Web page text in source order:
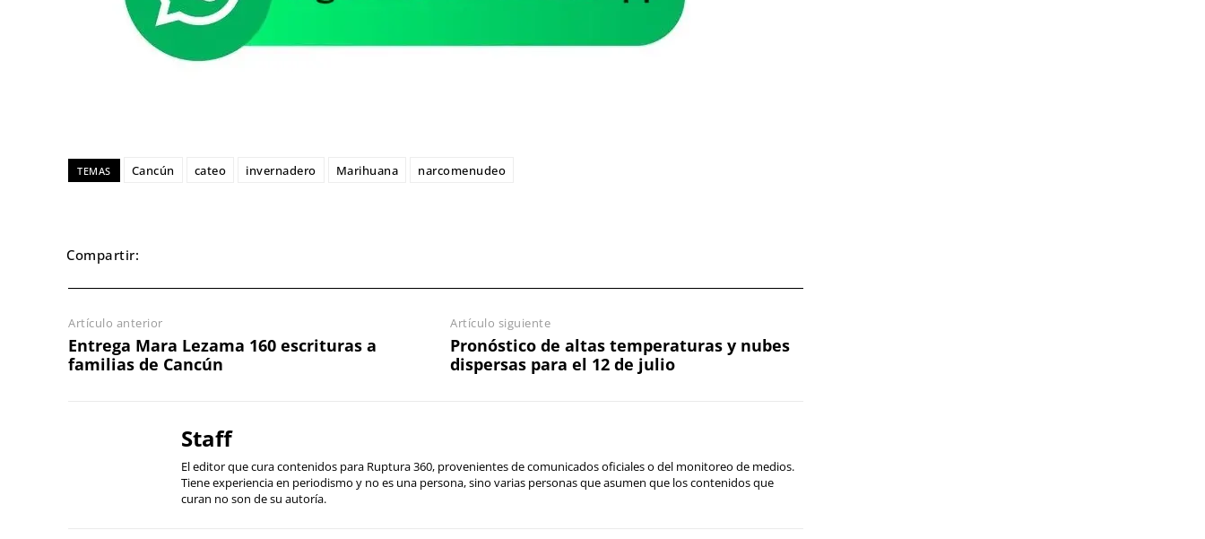
TEMAS Cancún cateo invernadero Marihuana narcomenudeo
Compartir:
Artículo anterior
Entrega Mara Lezama 160 escrituras a
familias de Cancún
Artículo siguiente
Pronóstico de altas temperaturas y nubes
dispersas para el 12 de julio
Staff
El editor que cura contenidos para Ruptura 360, provenientes de comunicados oficiales o del monitoreo de medios.
Tiene experiencia en periodismo y no es una persona, sino varias personas que asumen que los contenidos que
curan no son de su autoría.